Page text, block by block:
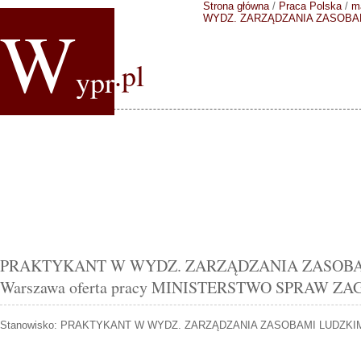
Wypr.pl
Strona główna/ Praca Polska/
WYDZ. ZARZĄDZANIA
PRAKTYKANT W WYDZ. ZARZĄDZANIA
Warszawa oferta pracy MINISTERSTWO SPRAW
Stanowisko: PRAKTYKANT W WYDZ. ZARZĄDZANIA ZASOBAMI